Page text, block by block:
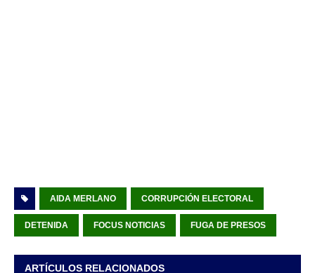
AIDA MERLANO CORRUPCIÓN ELECTORAL
DETENIDA FOCUS NOTICIAS FUGA DE PRESOS
ARTÍCULOS RELACIONADOS